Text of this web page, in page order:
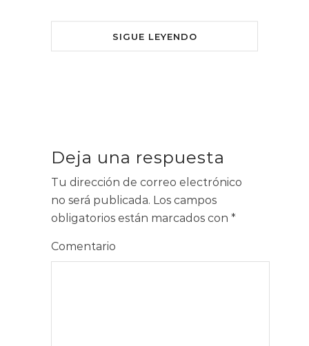
SIGUE LEYENDO
Deja una respuesta
Tu dirección de correo electrónico
no será publicada. Los campos
obligatorios están marcados con *
Comentario